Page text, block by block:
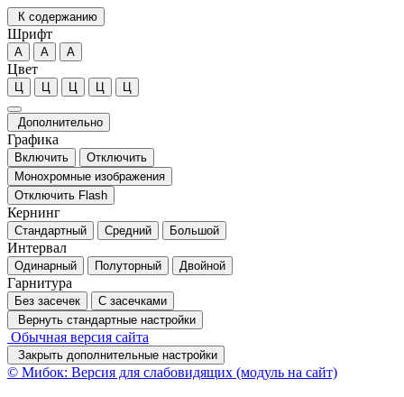
К содержанию
Шрифт
А А А
Цвет
Ц Ц Ц Ц Ц
Дополнительно
Графика
Включить
Отключить
Монохромные изображения
Отключить Flash
Кернинг
Стандартный Средний Большой
Интервал
Одинарный Полуторный Двойной
Гарнитура
Без засечек
С засечками
Вернуть стандартные настройки
Обычная версия сайта
Закрыть дополнительные настройки
© Мибок: Версия для слабовидящих (модуль на сайт)